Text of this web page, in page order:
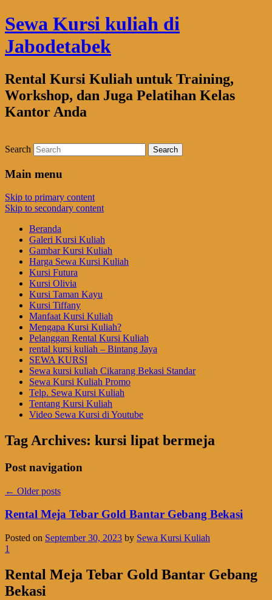
Sewa Kursi kuliah di
Jabodetabek
Rental Kursi Kuliah untuk Training,
Workshop, dan Juga Pelatihan Kelas
Kantor Anda
Search
Main menu
Skip to primary content
Skip to secondary content
Beranda
Galeri Kursi Kuliah
Gambar Kursi Kuliah
Harga Sewa Kursi Kuliah
Kursi Futura
Kursi Olivia
Kursi Taman Kayu
Kursi Tiffany
Manfaat Kursi Kuliah
Mengapa Kursi Kuliah?
Pelanggan Rental Kursi Kuliah
rental kursi kuliah – Bintang Jaya
SEWA KURSI
Sewa kursi kuliah Cikarang Bekasi Standar
Sewa Kursi Kuliah Promo
Telp. Sewa Kursi Kuliah
Tentang Kursi Kuliah
Video Sewa Kursi di Youtube
Tag Archives: kursi lipat bermeja
Post navigation
← Older posts
Rental Meja Tebar Gold Bantar Gebang Bekasi
Posted on September 30, 2023 by Sewa Kursi Kuliah
1
Rental Meja Tebar Gold Bantar Gebang
Bekasi